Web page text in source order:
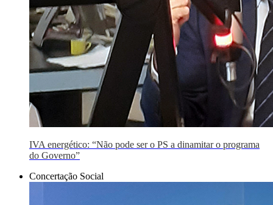
IVA energético: “Não pode ser o PS a dinamitar o programa
do Governo”
Concertação Social